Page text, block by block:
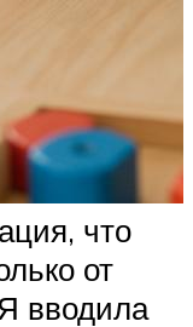
что
от
вводила